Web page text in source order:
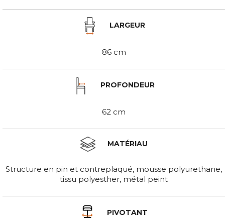
LARGEUR
86 cm
PROFONDEUR
62 cm
MATÉRIAU
Structure en pin et contreplaqué, mousse polyurethane,
tissu polyesther, métal peint
PIVOTANT